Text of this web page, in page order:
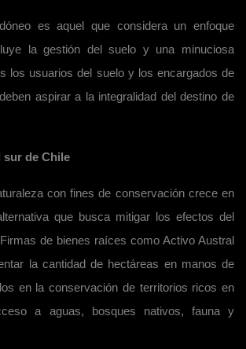
es aquel que considera un enfoque
la gestión del suelo y una minuciosa
los usuarios del suelo y los encargados de
aspirar a la integralidad del destino de
sur de Chile
con fines de conservación crece en
que busca mitigar los efectos del
de bienes raíces como Activo Austral
la cantidad de hectáreas en manos de
en la conservación de territorios ricos en
a aguas, bosques nativos, fauna y